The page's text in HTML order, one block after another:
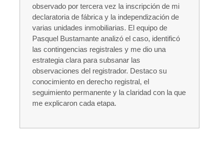
observado por tercera vez la inscripción de mi
declaratoria de fábrica y la independización de
varias unidades inmobiliarias. El equipo de
Pasquel Bustamante analizó el caso, identificó
las contingencias registrales y me dio una
estrategia clara para subsanar las
observaciones del registrador. Destaco su
conocimiento en derecho registral, el
seguimiento permanente y la claridad con la que
me explicaron cada etapa.